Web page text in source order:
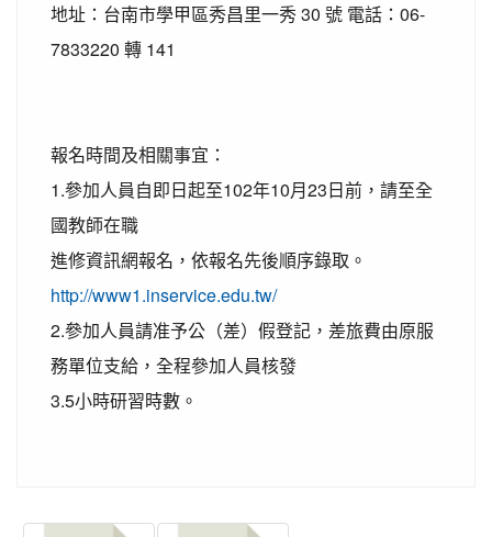
地址：台南市學甲區秀昌里一秀 30 號 電話：06-
7833220 轉 141
報名時間及相關事宜：
1.參加人員自即日起至102年10月23日前，請至全
國教師在職
進修資訊網報名，依報名先後順序錄取。
http://www1.inservice.edu.tw/
2.參加人員請准予公（差）假登記，差旅費由原服
務單位支給，全程參加人員核發
3.5小時研習時數。